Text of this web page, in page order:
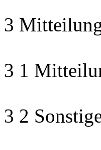
3
3 1
3 2